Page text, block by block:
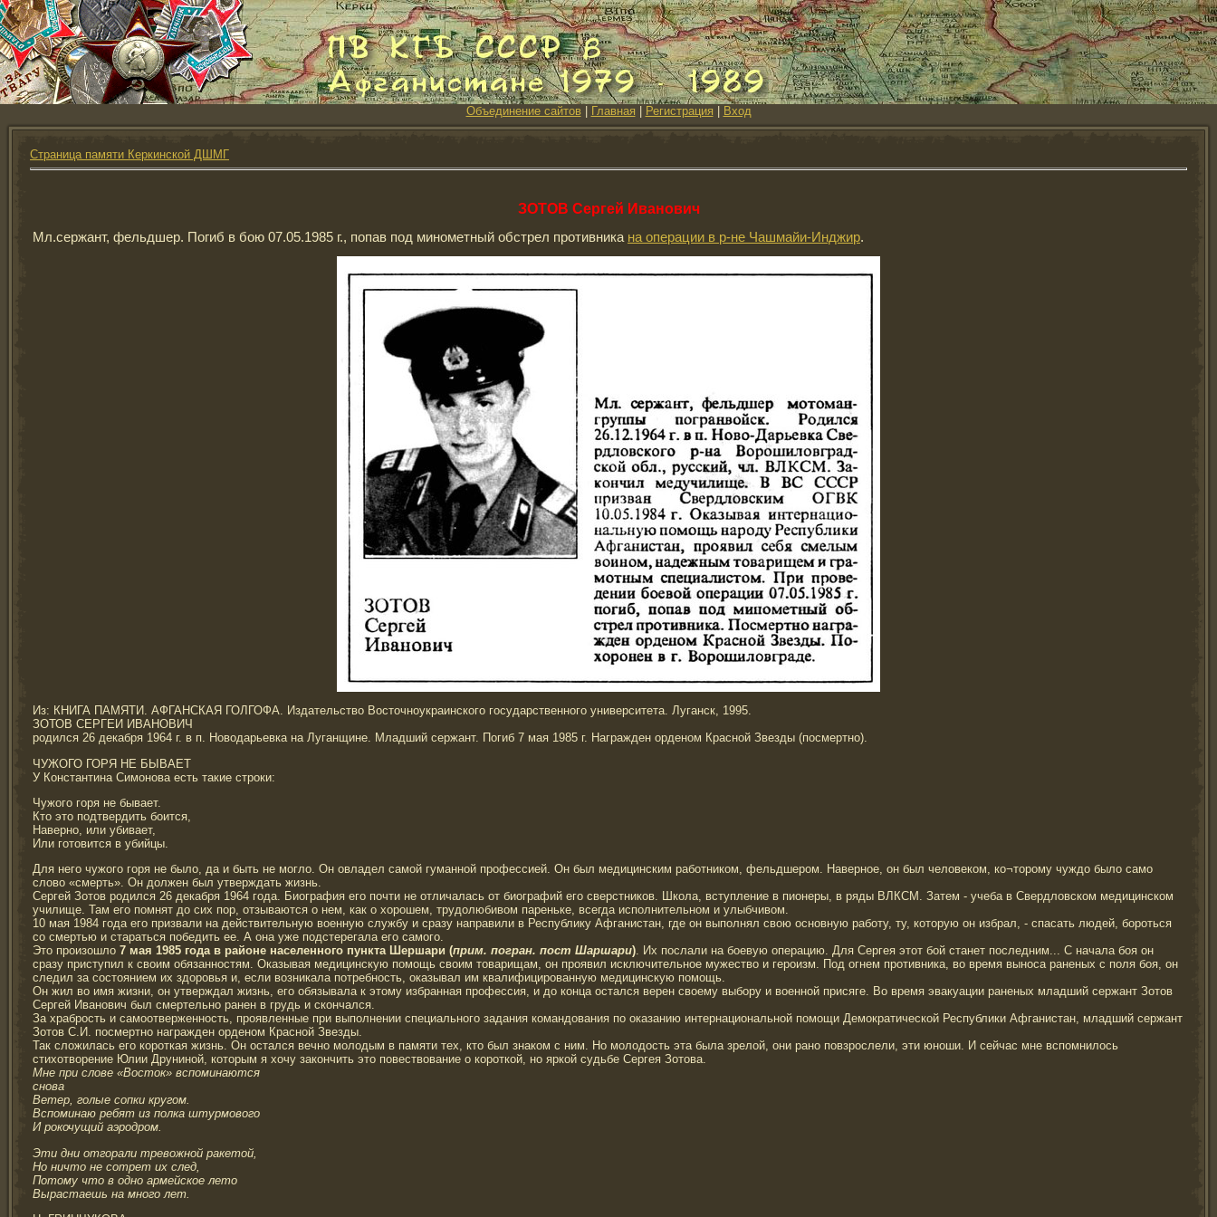
Объединение сайтов| Главная Регистрация Вход
Страница памяти Керкинской ДШМГ
ЗОТОВ Сергей Иванович
Мл.сержант, фельдшер. Погиб в бою 07.05.1985 г., попав под минометный обстрел противника на операции в р-не Чашмайи-Инджир.
Из: КНИГА ПАМЯТИ. АФГАНСКАЯ ГОЛГОФА. Издательство Восточноукраинского государственного университета. Луганск, 1995.
ЗОТОВ СЕРГЕИ ИВАНОВИЧ
родился 26 декабря 1964 г. в п. Новодарьевка на Луганщине. Младший сержант. Погиб 7 мая 1985 г. Награжден орденом Красной Звезды (посмертно).
ЧУЖОГО ГОРЯ НЕ БЫВАЕТ
У Константина Симонова есть такие строки:
Чужого горя не бывает.
Кто это подтвердить боится,
Наверно, или убивает,
Или готовится в убийцы.
Для него чужого горя не было, да и быть не могло. Он овладел самой гуманной профессией. Он был медицинским работником, фельдшером. Наверное, он был человеком, ко¬торому чуждо было само
слово «смерть». Он должен был утверждать жизнь.
Сергей Зотов родился 26 декабря 1964 года. Биография его почти не отличалась от биографий его сверстников. Школа, вступление в пионеры, в ряды ВЛКСМ. Затем - учеба в Свердловском медицинском
училище. Там его помнят до сих пор, отзываются о нем, как о хорошем, трудолюбивом пареньке, всегда исполнительном и улыбчивом.
10 мая 1984 года его призвали на действительную военную службу и сразу направили в Республику Афганистан, где он выполнял свою основную работу, ту, которую он избрал, - спасать людей, бороться
со смертью и стараться победить ее. А она уже подстерегала его самого.
Это произошло 7 мая 1985 года в районе населенного пункта Шершари (прим. погран. пост Шаршари). Их послали на боевую операцию. Для Сергея этот бой станет последним... С начала боя он
сразу приступил к своим обязанностям. Оказывая медицинскую помощь своим товарищам, он проявил исключительное мужество и героизм. Под огнем противника, во время выноса раненых с поля боя, он
следил за состоянием их здоровья и, если возникала потребность, оказывал им квалифицированную медицинскую помощь.
Он жил во имя жизни, он утверждал жизнь, его обязывала к этому избранная профессия, и до конца остался верен своему выбору и военной присяге. Во время эвакуации раненых младший сержант Зотов
Сергей Иванович был смертельно ранен в грудь и скончался.
За храбрость и самоотверженность, проявленные при выполнении специального задания командования по оказанию интернациональной помощи Демократической Республики Афганистан, младший сержант
Зотов С.И. посмертно награжден орденом Красной Звезды.
Так сложилась его короткая жизнь. Он остался вечно молодым в памяти тех, кто был знаком с ним. Но молодость эта была зрелой, они рано повзрослели, эти юноши. И сейчас мне вспомнилось
стихотворение Юлии Друниной, которым я хочу закончить это повествование о короткой, но яркой судьбе Сергея Зотова.
Мне при слове «Восток» вспоминаются
снова
Ветер, голые сопки кругом.
Вспоминаю ребят из полка штурмового
И рокочущий аэродром.
Эти дни отгорали тревожной ракетой,
Но ничто не сотрет их след,
Потому что в одно армейское лето
Вырастаешь на много лет.